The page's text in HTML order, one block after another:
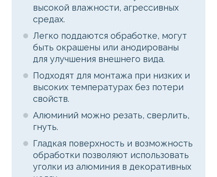
высокой влажности, агрессивных
средах.
Легко поддаются обработке, могут
быть окрашены или анодированы
для улучшения внешнего вида.
Подходят для монтажа при низких и
высоких температурах без потери
свойств.
Алюминий можно резать, сверлить,
гнуть.
Гладкая поверхность и возможность
обработки позволяют использовать
уголки из алюминия в декоративных